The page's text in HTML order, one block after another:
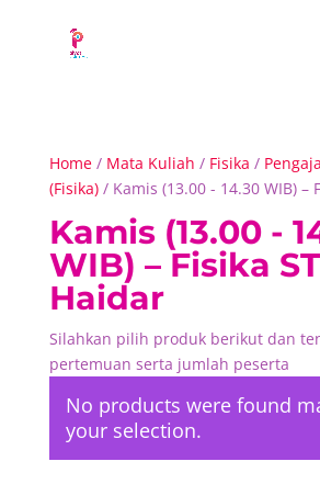
Home/ Mata Kuliah / Fisika /
(Fisika)/ Kamis (13.00 - 14.30 WIB) –
Kamis (13.00 -
WIB) – Fisika
Haidar
Silahkan pilih produk berikut dan
pertemuan serta jumlah peserta
No products were found
your selection.